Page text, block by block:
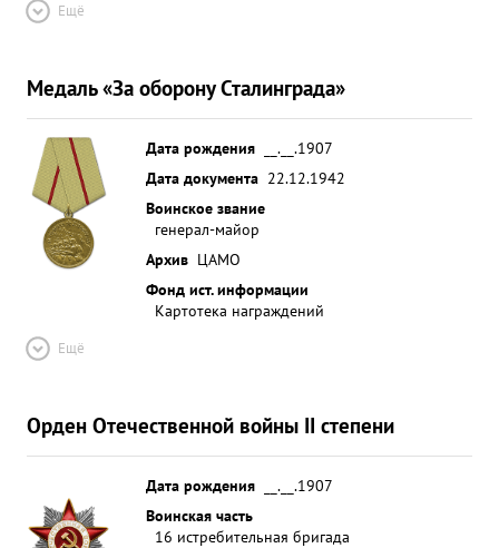
Ещё
Медаль «За оборону Сталинграда»
Дата рождения
__.__.1907
Дата документа 22.12.1942
Воинское звание
генерал-майор
Архив ЦАМО
Фонд ист. информации
Картотека награждений
Ещё
Орден Отечественной войны II степени
Дата рождения
__.__.1907
Воинская часть
16 истребительная бригада